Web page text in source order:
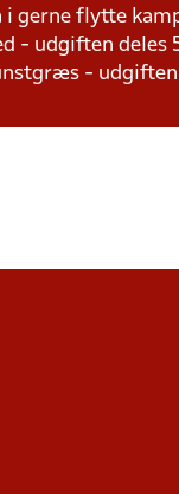
i gerne flytte
- udgiften
-